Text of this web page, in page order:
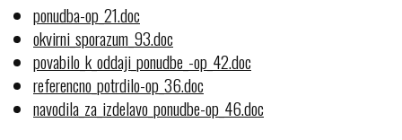
ponudba-op_21.doc
okvirni_sporazum_93.doc
povabilo_k_oddaji_ponudbe_-op_42.doc
referencno_potrdilo-op_36.doc
navodila_za_izdelavo_ponudbe-op_46.doc